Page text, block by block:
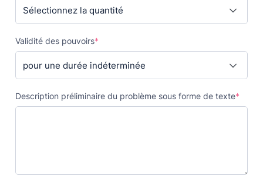
Validité des pouvoirs*
Description préliminaire du problème sous forme de texte*